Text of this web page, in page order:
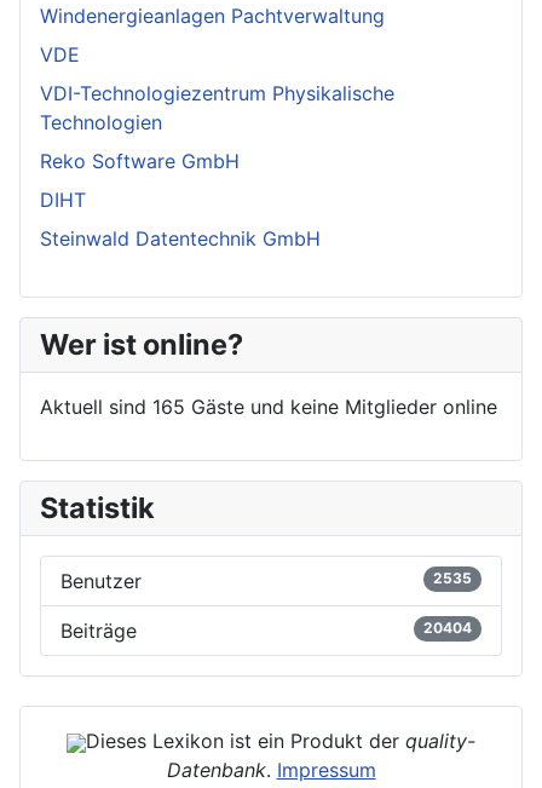
Windenergieanlagen Pachtverwaltung
VDE
VDI-Technologiezentrum Physikalische
Technologien
Reko Software GmbH
DIHT
Steinwald Datentechnik GmbH
Wer ist online?
Aktuell sind 165 Gäste und keine Mitglieder online
Statistik
Benutzer 2535
Beiträge 20404
Dieses Lexikon ist ein Produkt der quality-
Datenbank. Impressum